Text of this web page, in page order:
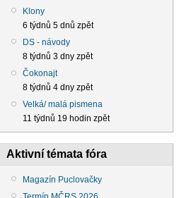
Klony
6 týdnů 5 dnů zpět
DS - návody
8 týdnů 3 dny zpět
Čokonajt
8 týdnů 4 dny zpět
Velká/ malá pismena
11 týdnů 19 hodin zpět
Aktivní témata fóra
Magazín Puclovačky